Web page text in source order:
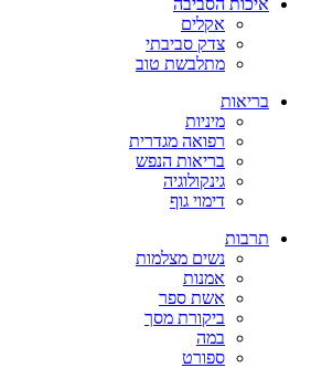
אקלים
צדק סביבתי
מתלבשת טוב
בריאות
מיניות
רפואה מגדרית
בריאות הנפש
גינקולוגיה
דימוי גוף
תרבות
נשים מצלמות
אמנות
אשת ספר
ביקורת מסך
במה
ספורט